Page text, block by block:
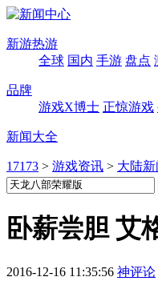
新游热游
全球 国内 手游 盘点
品牌
游戏X博士 正惊游戏
新闻大全
17173 > 游戏资讯 > 大陆新
卧薪尝胆 艾
2016-12-16 11:35:56 神评论